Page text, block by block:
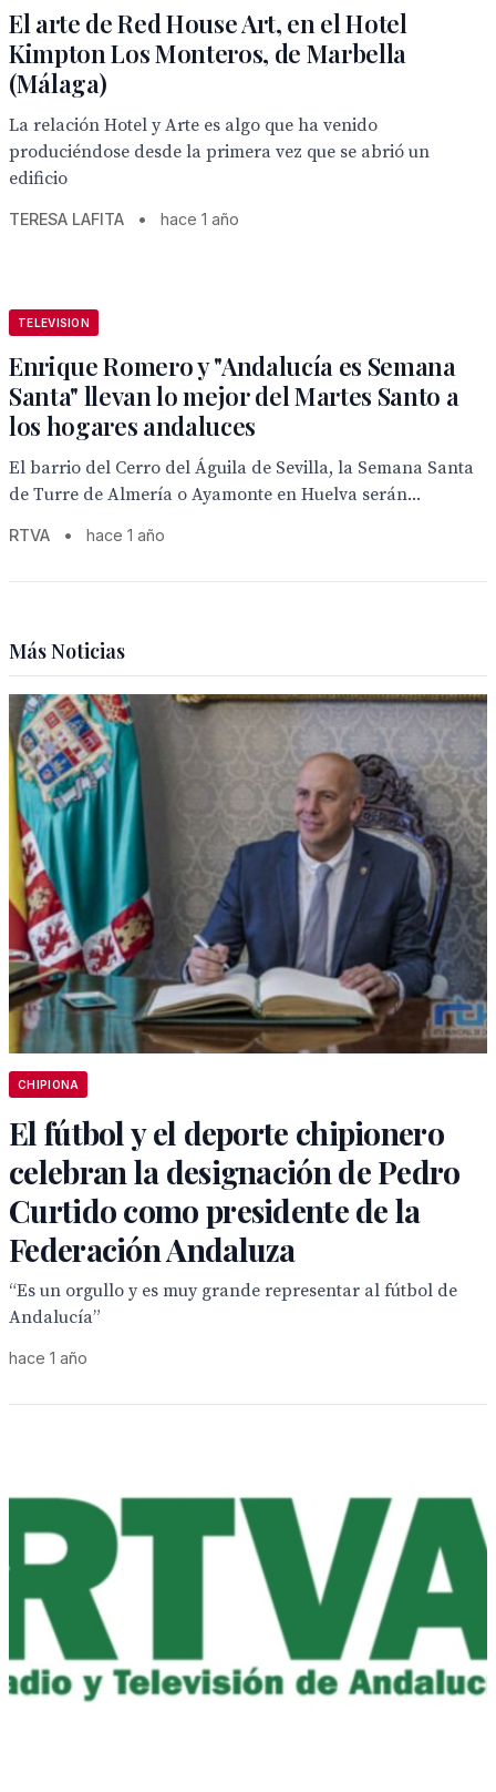
El arte de Red House Art, en el Hotel
Kimpton Los Monteros, de Marbella
(Málaga)
La relación Hotel y Arte es algo que ha venido
produciéndose desde la primera vez que se abrió un
edificio
TERESA LAFITA • hace 1 año
TELEVISION
Enrique Romero y "Andalucía es Semana
Santa" llevan lo mejor del Martes Santo a
los hogares andaluces
El barrio del Cerro del Águila de Sevilla, la Semana Santa
de Turre de Almería o Ayamonte en Huelva serán...
RTVA • hace 1 año
Más Noticias
CHIPIONA
El fútbol y el deporte chipionero
celebran la designación de Pedro
Curtido como presidente de la
Federación Andaluza
“Es un orgullo y es muy grande representar al fútbol de
Andalucía”
hace 1 año